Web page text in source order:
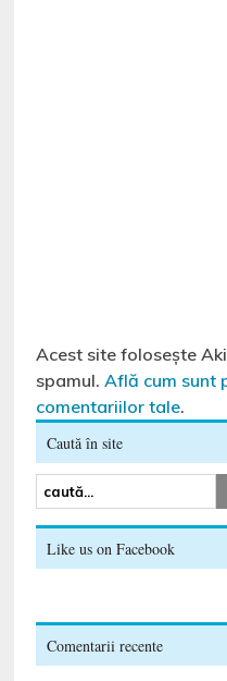
Acest site folosește
spamul.Află cum sunt
comentariilor tale.
Caută în site
Like us on Facebook
Comentarii recente